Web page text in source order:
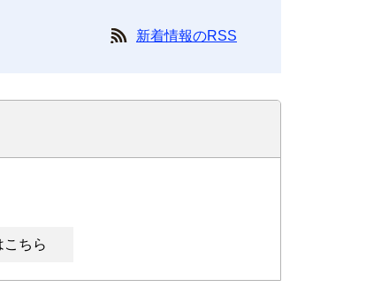
新着情報のRSS
こちら